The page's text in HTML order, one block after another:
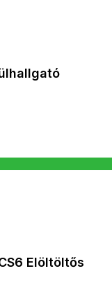
Elöltöltős